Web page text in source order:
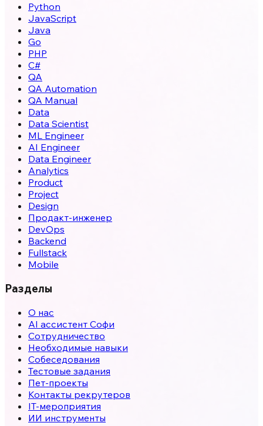
Python
JavaScript
Java
Go
PHP
C#
QA
QA Automation
QA Manual
Data
Data Scientist
ML Engineer
AI Engineer
Data Engineer
Analytics
Product
Project
Design
Продакт-инженер
DevOps
Backend
Fullstack
Mobile
Разделы
О нас
AI ассистент Софи
Сотрудничество
Необходимые навыки
Собеседования
Тестовые задания
Пет-проекты
Контакты рекрутеров
IT-мероприятия
ИИ инструменты